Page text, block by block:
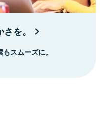
を。
スムーズに。